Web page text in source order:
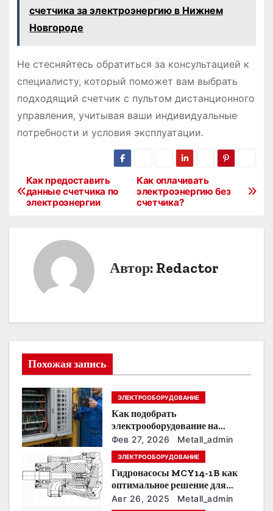
счетчика за электроэнергию в Нижнем
Новгороде
Не стесняйтесь обратиться за консультацией к
специалисту, который поможет вам выбрать
подходящий счетчик с пультом дистанционного
управления, учитывая ваши индивидуальные
потребности и условия эксплуатации.
Н
и
я
п
о
а
Как оплачивать
электроэнергию без
счетчика?
Как предоставить
данные счетчика по
электроэнергии
Автор: Redactor
Похожая запись
ЭЛЕКТРООБОРУДОВАНИЕ
Как подобрать
электрооборудование на
предприятии под тяжелые
условия эксплуатации
Фев 27, 2026 Metall_admin
ЭЛЕКТРООБОРУДОВАНИЕ
Гидронасосы MCY14-1B как
оптимальное решение для
модернизации гидросистем
Авг 26, 2025 Metall_admin